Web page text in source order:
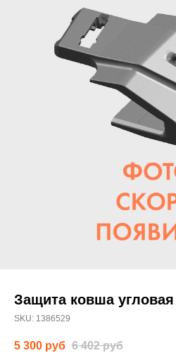
Защита ковша угловая
SKU: 1386529
5 300 руб 6 402 руб